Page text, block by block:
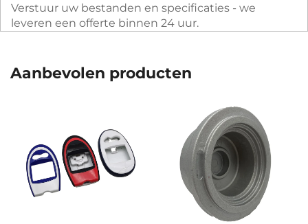
Verstuur uw bestanden en specificaties - we
leveren een offerte binnen 24 uur.
Aanbevolen producten